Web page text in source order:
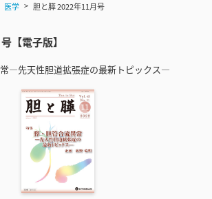
医学 胆と膵 2022年11月号
【電子版】
―先天性胆道拡張症の最新トピックス―